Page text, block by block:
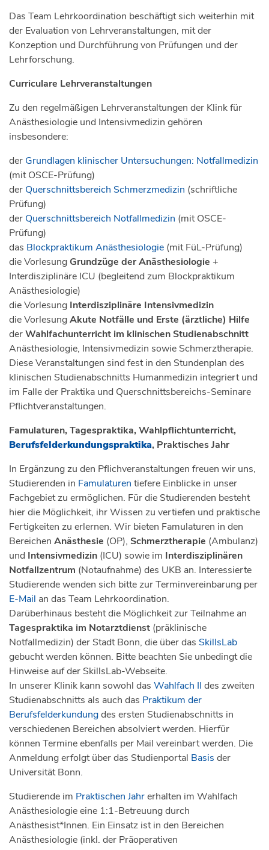
Das Team Lehrkoordination beschäftigt sich weiterhin mit
der Evaluation von Lehrveranstaltungen, mit der
Konzeption und Durchführung von Prüfungen und der
Lehrforschung.
Curriculare Lehrveranstaltungen
Zu den regelmäßigen Lehrveranstaltungen der Klink für
Anästhesiologie und Intensivmedizin gehören
insbesondere:
der Grundlagen klinischer Untersuchungen: Notfallmedizin
(mit OSCE-Prüfung)
der Querschnittsbereich Schmerzmedizin (schriftliche
Prüfung)
der Querschnittsbereich Notfallmedizin (mit OSCE-
Prüfung)
das Blockpraktikum Anästhesiologie (mit FüL-Prüfung)
die Vorlesung Grundzüge der Anästhesiologie +
Interdisziplinäre ICU (begleitend zum Blockpraktikum
Anästhesiologie)
die Vorlesung Interdisziplinäre Intensivmedizin
die VorlesungAkute Notfälle und Erste (ärztliche) Hilfe
derWahlfachunterricht im klinischen Studienabschnitt
Anästhesiologie, Intensivmedizin sowie Schmerztherapie.
Diese Veranstaltungen sind fest in den Stundenplan des
klinischen Studienabschnitts Humanmedizin integriert und
im Falle der Praktika und Querschnittsbereichs-Seminare
Pflichtveranstaltungen.
Famulaturen, Tagespraktika, Wahlpflichtunterricht,
Berufsfelderkundungspraktika, Praktisches Jahr
In Ergänzung zu den Pflichveranstaltungen freuen wir uns,
Studierenden in Famulaturen tiefere Einblicke in unser
Fachgebiet zu ermöglichen. Für die Studierenden besteht
hier die Möglichkeit, ihr Wissen zu vertiefen und praktische
Fertigkeiten zu erlernen. Wir bieten Famulaturen in den
Bereichen Anästhesie (OP), Schmerztherapie (Ambulanz)
und Intensivmedizin (ICU) sowie im Interdisziplinären
Notfallzentrum (Notaufnahme) des UKB an. Interessierte
Studierende wenden sich bitte zur Terminvereinbarung per
E-Mail an das Team Lehrkoordination.
Darüberhinaus besteht die Möglichkeit zur Teilnahme an
Tagespraktika im Notarztdienst (präklinische
Notfallmedizin) der Stadt Bonn, die über das SkillsLab
gebucht werden können. Bitte beachten Sie unbedingt die
Hinweise auf der SkillsLab-Webseite.
In unserer Klinik kann sowohl das Wahlfach II des zweiten
Studienabschnitts als auch das Praktikum der
Berufsfelderkundungdes ersten Studienabschnitts in
verschiedenen Bereichen absolviert werden. Hierfür
können Termine ebenfalls per Mail vereinbart werden. Die
Anmeldung erfolgt über das Studienportal Basis der
Universität Bonn.
Studierende im Praktischen Jahrerhalten im Wahlfach
Anästhesiologie eine 1:1-Betreuung durch
Anästhesist*Innen. Ein Einsatz ist in den Bereichen
Anästhesiologie (inkl. der Präoperativen